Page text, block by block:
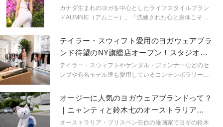
カナダ生まれのヨガを中心としたライフスタイルブラン
ドAUMNIE（アムニー）。「洗練された心と身体こそが
ンセプトを元に、健康的でスタイリッシュなウェアが多
数揃います。中でも、美しい姿勢を保ち続けられ、ボデ
ィラインが綺麗に見えるトップス４つをピックアップ！
テイラー・スウィフト愛用のヨガウェアブラ
ンド待望のNY旗艦店オープン！スタジオも
併設
テイラー・スウィフトやケンダル・ジェンナーなどのセ
レブや有名モデル達も愛用しているコンテンポラリーな
ロヨガの待望のニューヨークの旗艦店が、先月トレンド
発信地ソーホーにオープンしました。約1,400平方メート
ルの広大な店舗には、機能素材や環境への配慮にこだわ
ったエコ＋スタイリッシュなヨガウェアがズラリ。定番
オージーに人気のヨガウェアブランドって？
｜ニャンティと鈴木七のオーストラリア
Yoga日記Vol.2
オーストラリア・ブリスベン在住の漫画家でヨギの鈴木